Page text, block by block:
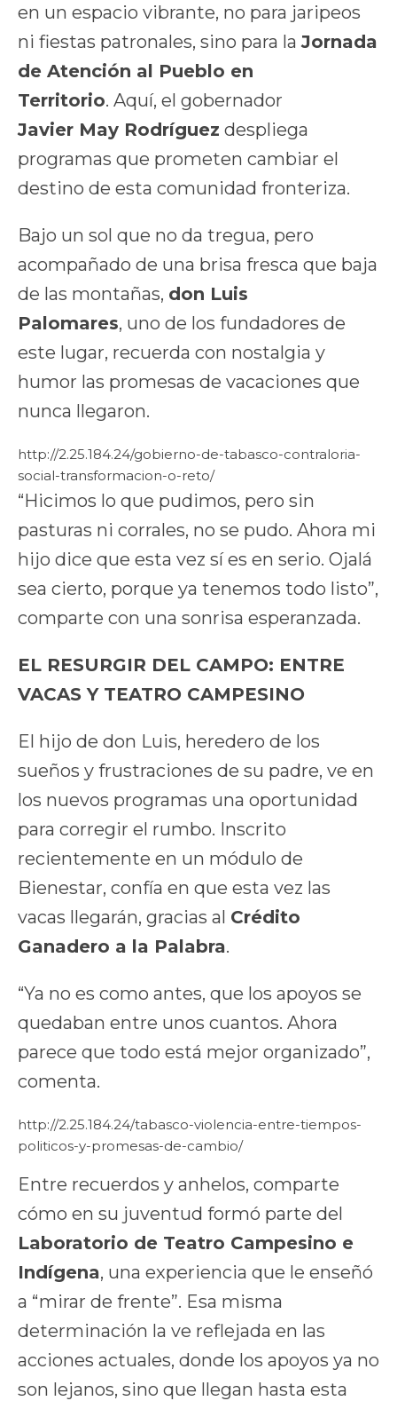
en un espacio vibrante, no para jaripeos
ni fiestas patronales, sino para la Jornada
de Atención al Pueblo en
Territorio. Aquí, el gobernador
Javier May Rodríguez despliega
programas que prometen cambiar el
destino de esta comunidad fronteriza.
Bajo un sol que no da tregua, pero
acompañado de una brisa fresca que baja
de las montañas, don Luis
Palomares, uno de los fundadores de
este lugar, recuerda con nostalgia y
humor las promesas de vacaciones que
nunca llegaron.
http://2.25.184.24/gobierno-de-tabasco-contraloria-
social-transformacion-o-reto/
“Hicimos lo que pudimos, pero sin
pasturas ni corrales, no se pudo. Ahora mi
hijo dice que esta vez sí es en serio. Ojalá
sea cierto, porque ya tenemos todo listo”,
comparte con una sonrisa esperanzada.
EL RESURGIR DEL CAMPO: ENTRE
VACAS Y TEATRO CAMPESINO
El hijo de don Luis, heredero de los
sueños y frustraciones de su padre, ve en
los nuevos programas una oportunidad
para corregir el rumbo. Inscrito
recientemente en un módulo de
Bienestar, confía en que esta vez las
vacas llegarán, gracias al Crédito
Ganadero a la Palabra.
“Ya no es como antes, que los apoyos se
quedaban entre unos cuantos. Ahora
parece que todo está mejor organizado”,
comenta.
http://2.25.184.24/tabasco-violencia-entre-tiempos-
politicos-y-promesas-de-cambio/
Entre recuerdos y anhelos, comparte
cómo en su juventud formó parte del
Laboratorio de Teatro Campesino e
Indígena, una experiencia que le enseñó
a “mirar de frente”. Esa misma
determinación la ve reflejada en las
acciones actuales, donde los apoyos ya no
son lejanos, sino que llegan hasta esta